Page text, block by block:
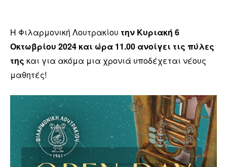
Η Φιλαρμονική Λουτρακίου την Κυριακή 6
Οκτωβρίου 2024 και ώρα 11.00 ανοίγει τις πύλες
της και για ακόμα μια χρονιά υποδέχεται νέους
μαθητές!